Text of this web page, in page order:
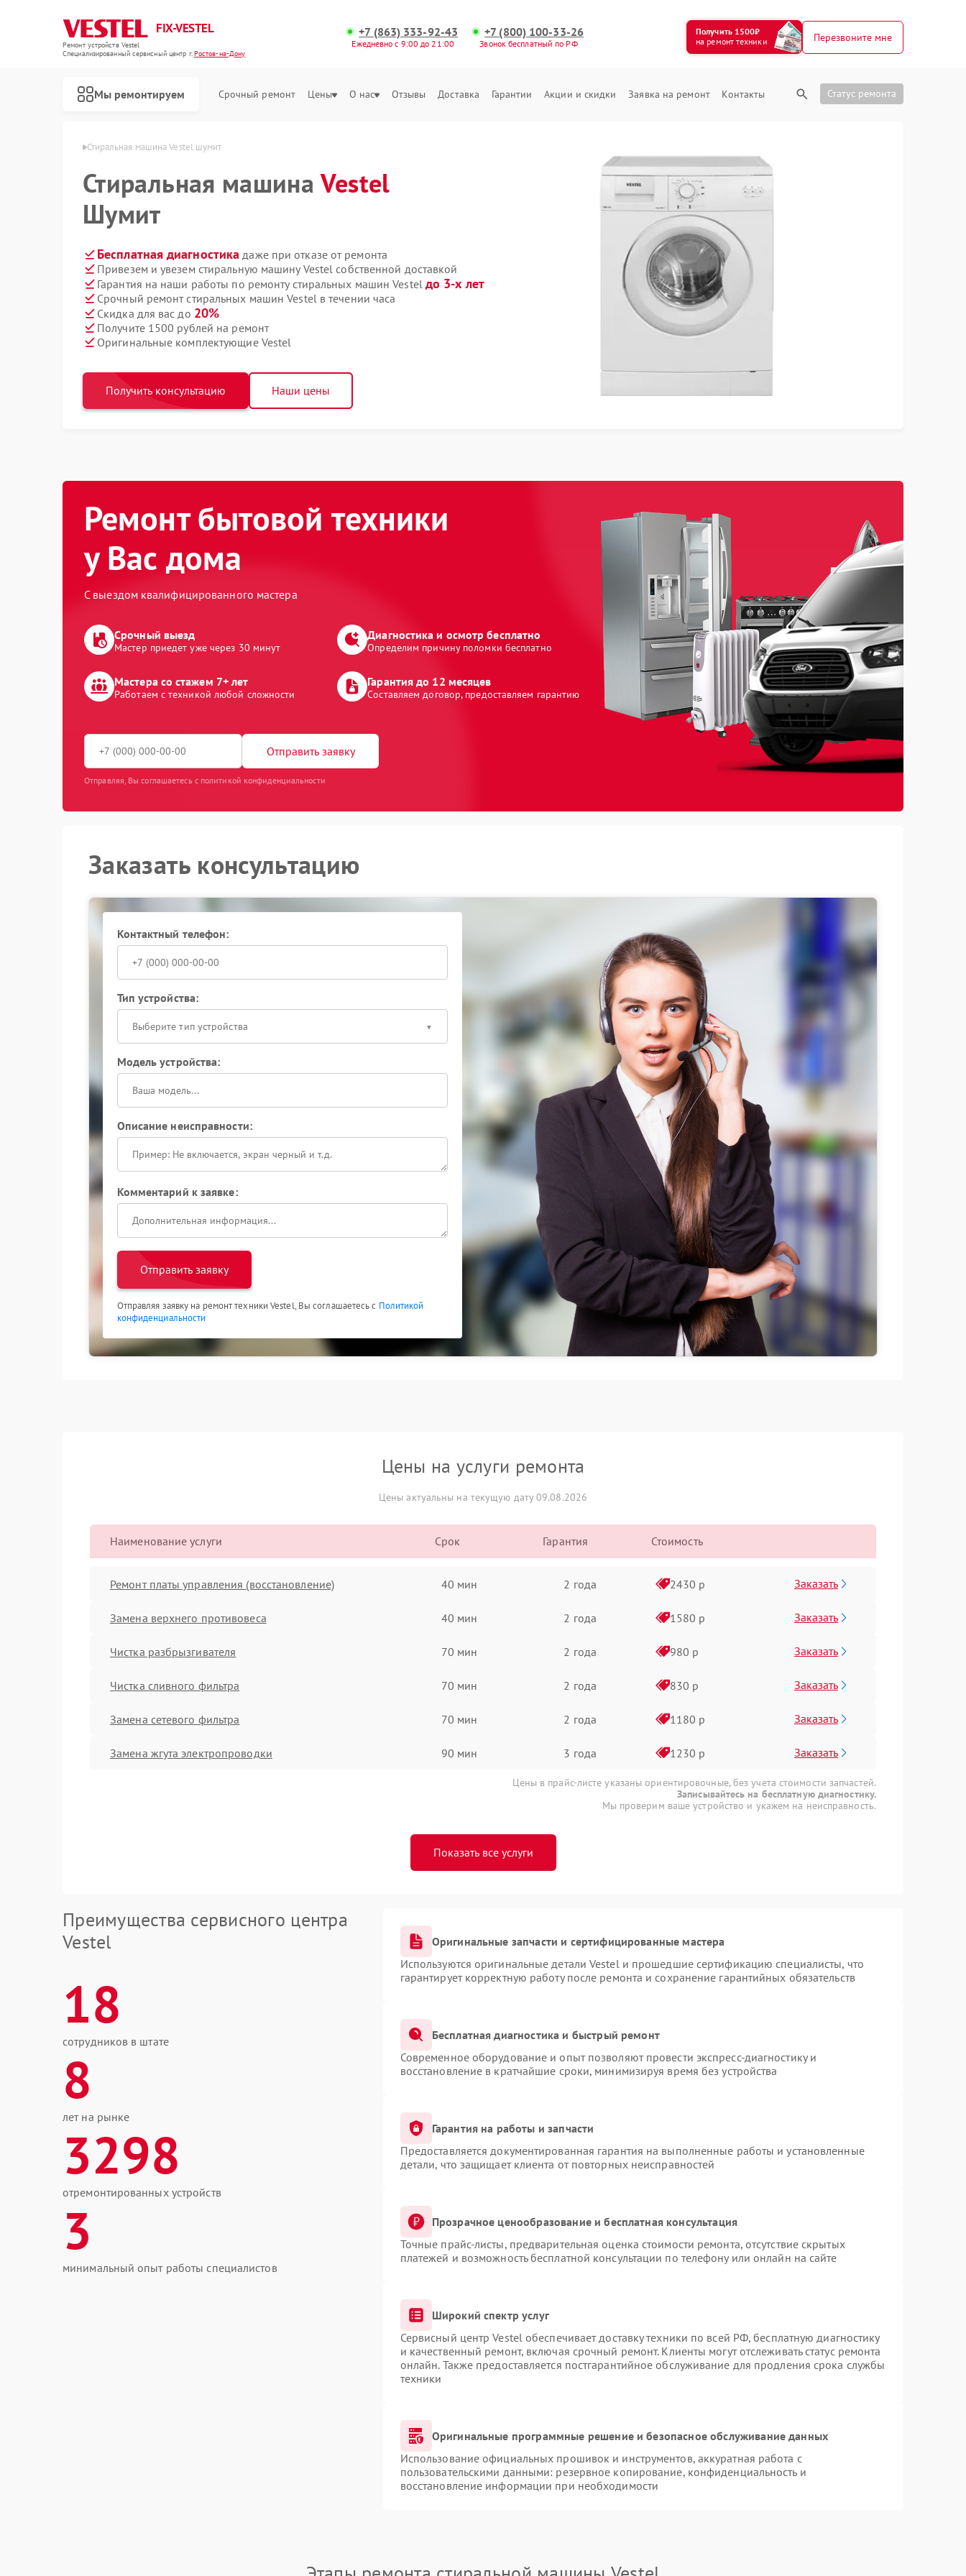
FIX-VESTEL
Ремонт устройств Vestel
Специализированный cервисный центр г.Ростов-на-Дону
+7 (863) 333-92-43
Ежедневно с 9:00 до 21:00
+7 (800) 100-33-26
Звонок бесплатный по РФ
Получить 1500₽
на ремонт техники
Перезвоните мне
Мы ремонтируем Срочный ремонт Цены О нас Отзывы Доставка Гарантии Акции и скидки Заявка на ремонт Контакты Статус ремонта
Стиральная машина Vestel шумит
Стиральная машинаVestel
Шумит
Бесплатная диагностика даже при отказе от ремонта
Привезем и увезем стиральную машину Vestel собственной доставкой
Гарантия на наши работы по ремонту стиральных машин Vestel до 3-х лет
Срочный ремонт стиральных машин Vestel в течении часа
Скидка для вас до 20%
Получите 1500 рублей на ремонт
Оригинальные комплектующие Vestel
Получить консультацию Наши цены
Ремонт бытовой техники
у Вас дома
С выездом квалифицированного мастера
Срочный выезд
Мастер приедет уже через 30 минут
Диагностика и осмотр бесплатно
Определим причину поломки бесплатно
Мастера со стажем 7+ лет
Работаем с техникой любой сложности
Гарантия до 12 месяцев
Составляем договор, предоставляем гарантию
Отправить заявку
Отправляя, Вы соглашаетесь с политикой конфиденциальности
Заказать консультацию
Контактный телефон:
Тип устройства:
Выберите тип устройства
Модель устройства:
Описание неисправности:
Комментарий к заявке:
Отправить заявку
Отправляя заявку на ремонт техники Vestel, Вы соглашаетесь с Политикой
конфиденциальности
Цены на услуги ремонта
Цены актуальны на текущую дату 09.08.2026
Наименование услуги Срок Гарантия Стоимость
Ремонт платы управления (восстановление) 40 мин 2 года 2430 р Заказать
Замена верхнего противовеса 40 мин 2 года 1580 р Заказать
Чистка разбрызгивателя 70 мин 2 года 980 р Заказать
Чистка сливного фильтра 70 мин 2 года 830 р Заказать
Замена сетевого фильтра 70 мин 2 года 1180 р Заказать
Замена жгута электропроводки 90 мин 3 года 1230 р Заказать
Цены в прайс-листе указаны ориентировочные, без учета стоимости запчастей.
Записывайтесь на бесплатную диагностику.
Мы проверим ваше устройство и укажем на неисправность.
Показать все услуги
Преимущества сервисного центра
Vestel
18
сотрудников в штате
8
лет на рынке
3298
отремонтированных устройств
3
минимальный опыт работы специалистов
Оригинальные запчасти и сертифицированные мастера
Используются оригинальные детали Vestel и прошедшие сертификацию специалисты, что
гарантирует корректную работу после ремонта и сохранение гарантийных обязательств
Бесплатная диагностика и быстрый ремонт
Современное оборудование и опыт позволяют провести экспресс-диагностику и
восстановление в кратчайшие сроки, минимизируя время без устройства
Гарантия на работы и запчасти
Предоставляется документированная гарантия на выполненные работы и установленные
детали, что защищает клиента от повторных неисправностей
Прозрачное ценообразование и бесплатная консультация
Точные прайс-листы, предварительная оценка стоимости ремонта, отсутствие скрытых
платежей и возможность бесплатной консультации по телефону или онлайн на сайте
Широкий спектр услуг
Сервисный центр Vestel обеспечивает доставку техники по всей РФ, бесплатную диагностику
и качественный ремонт, включая срочный ремонт. Клиенты могут отслеживать статус ремонта
онлайн. Также предоставляется постгарантийное обслуживание для продления срока службы
техники
Оригинальные программные решение и безопасное обслуживание данных
Использование официальных прошивок и инструментов, аккуратная работа с
пользовательскими данными: резервное копирование, конфиденциальность и
восстановление информации при необходимости